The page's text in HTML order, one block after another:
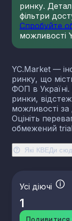
Які КВЕДи
ринку.
фільтри
Спробуйте
можливості
YC.Market —
ринку, що
ФОП в Україні.
ринки,
можливості за
Оцініть
обмежений
Усі діючі
1
Подивитися
23.13
23.14
23.19
23.31
23.32
23.41
23.42
23.43
23.49
23.52